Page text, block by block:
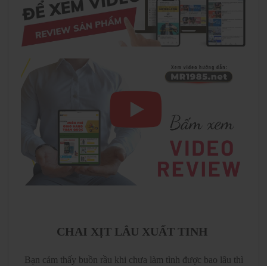
CHAI XỊT LÂU XUẤT TINH
Bạn cảm thấy buồn rầu khi chưa làm tình được bao lâu thì